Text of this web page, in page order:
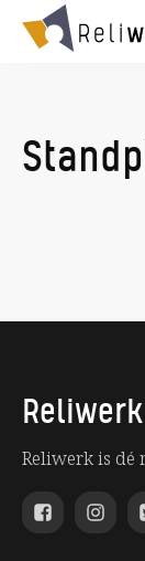
Reliwerk
Reliwerk is dé